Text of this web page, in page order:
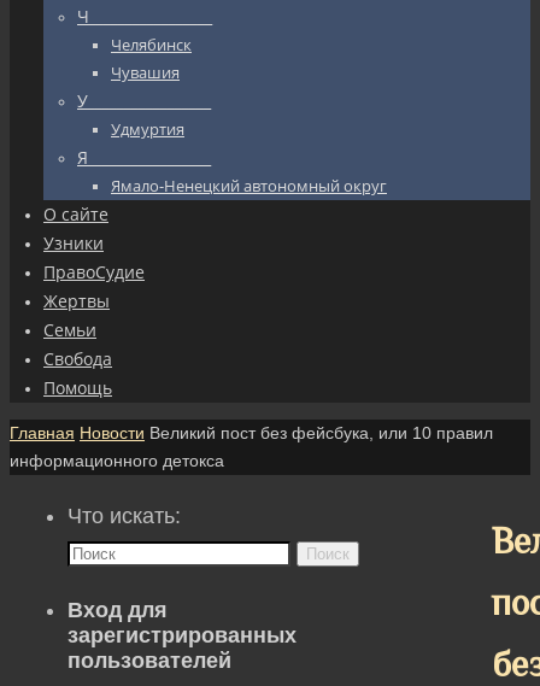
Ч_________________
Челябинск
Чувашия
У_________________
Удмуртия
Я_________________
Ямало-Ненецкий автономный округ
О сайте
Узники
ПравоСудие
Жертвы
Семьи
Свобода
Помощь
Главная Новости Великий пост без фейсбука, или 10 правил
информационного детокса
Что искать:
Поиск
Вход для
зарегистрированных
пользователей